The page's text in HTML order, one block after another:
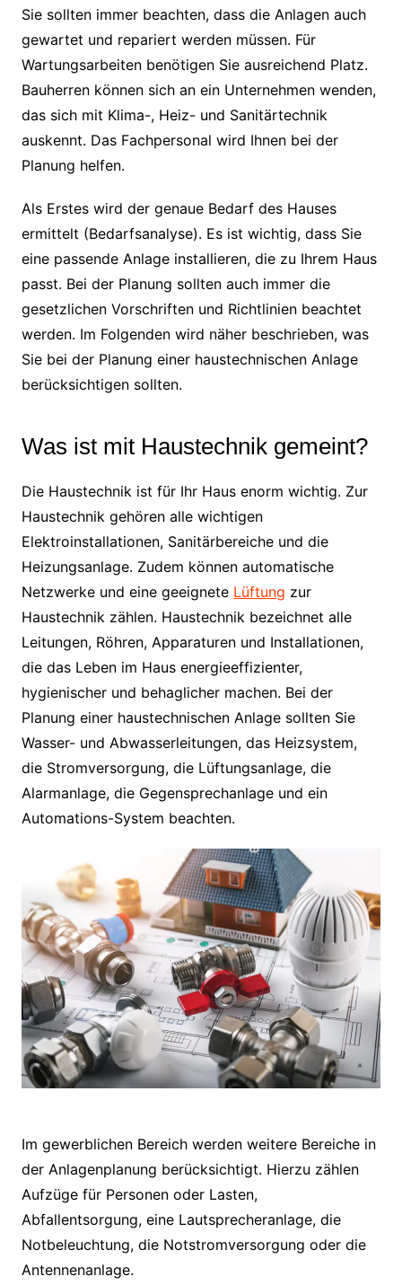
Sie sollten immer beachten, dass die Anlagen auch
gewartet und repariert werden müssen. Für
Wartungsarbeiten benötigen Sie ausreichend Platz.
Bauherren können sich an ein Unternehmen wenden,
das sich mit Klima-, Heiz- und Sanitärtechnik
auskennt. Das Fachpersonal wird Ihnen bei der
Planung helfen.
Als Erstes wird der genaue Bedarf des Hauses
ermittelt (Bedarfsanalyse). Es ist wichtig, dass Sie
eine passende Anlage installieren, die zu Ihrem Haus
passt. Bei der Planung sollten auch immer die
gesetzlichen Vorschriften und Richtlinien beachtet
werden. Im Folgenden wird näher beschrieben, was
Sie bei der Planung einer haustechnischen Anlage
berücksichtigen sollten.
Was ist mit Haustechnik gemeint?
Die Haustechnik ist für Ihr Haus enorm wichtig. Zur
Haustechnik gehören alle wichtigen
Elektroinstallationen, Sanitärbereiche und die
Heizungsanlage. Zudem können automatische
Netzwerke und eine geeignete Lüftung zur
Haustechnik zählen. Haustechnik bezeichnet alle
Leitungen, Röhren, Apparaturen und Installationen,
die das Leben im Haus energieeffizienter,
hygienischer und behaglicher machen. Bei der
Planung einer haustechnischen Anlage sollten Sie
Wasser- und Abwasserleitungen, das Heizsystem,
die Stromversorgung, die Lüftungsanlage, die
Alarmanlage, die Gegensprechanlage und ein
Automations-System beachten.
Im gewerblichen Bereich werden weitere Bereiche in
der Anlagenplanung berücksichtigt. Hierzu zählen
Aufzüge für Personen oder Lasten,
Abfallentsorgung, eine Lautsprecheranlage, die
Notbeleuchtung, die Notstromversorgung oder die
Antennenanlage.